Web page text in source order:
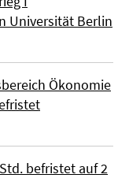
Universität Berlin
Ökonomie
befristet auf 2